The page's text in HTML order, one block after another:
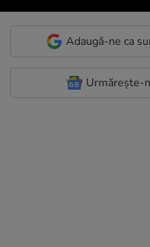
Adaugă-ne ca
Urmărește-